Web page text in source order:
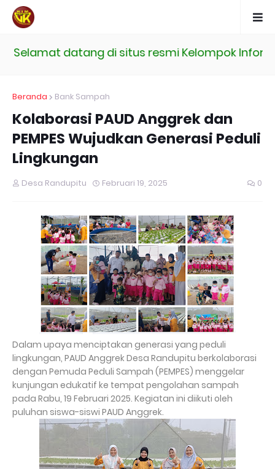
Selamat datang di situs resmi Kelompok
Beranda Bank Sampah
Kolaborasi PAUD Anggrek dan
PEMPES Wujudkan Generasi Peduli
Lingkungan
Desa Randupitu Februari 19, 2025 0
Dalam upaya menciptakan generasi yang peduli
lingkungan, PAUD Anggrek Desa Randupitu berkolaborasi
dengan Pemuda Peduli Sampah (PEMPES) menggelar
kunjungan edukatif ke tempat pengolahan sampah
pada Rabu, 19 Februari 2025. Kegiatan ini diikuti oleh
puluhan siswa-siswi PAUD Anggrek.